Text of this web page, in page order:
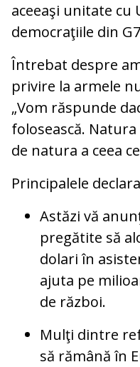
aceeaşi unitate cu
democraţiile din
Întrebat despre
privire la armele
„Vom răspunde
folosească.
de natura a ceea
Principalele
Astăzi vă
pregătite să
dolari în
ajuta pe
de război.
Mulţi dintre
să rămână în